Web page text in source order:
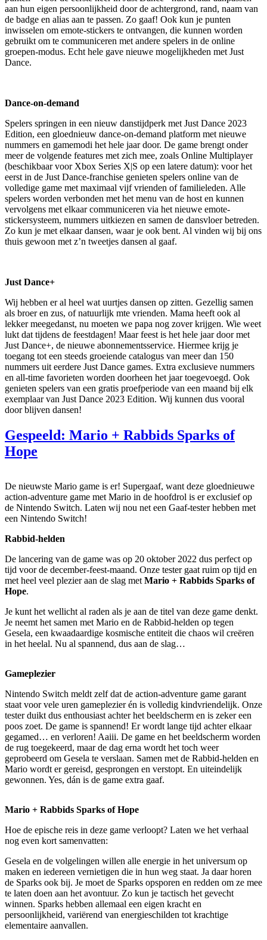
aan hun eigen persoonlijkheid door de achtergrond, rand, naam van
de badge en alias aan te passen. Zo gaaf! Ook kun je punten
inwisselen om emote-stickers te ontvangen, die kunnen worden
gebruikt om te communiceren met andere spelers in de online
groepen-modus. Echt hele gave nieuwe mogelijkheden met Just
Dance.
Dance-on-demand
Spelers springen in een nieuw danstijdperk met Just Dance 2023
Edition, een gloednieuw dance-on-demand platform met nieuwe
nummers en gamemodi het hele jaar door. De game brengt onder
meer de volgende features met zich mee, zoals Online Multiplayer
(beschikbaar voor Xbox Series X|S op een latere datum): voor het
eerst in de Just Dance-franchise genieten spelers online van de
volledige game met maximaal vijf vrienden of familieleden. Alle
spelers worden verbonden met het menu van de host en kunnen
vervolgens met elkaar communiceren via het nieuwe emote-
stickersysteem, nummers uitkiezen en samen de dansvloer betreden.
Zo kun je met elkaar dansen, waar je ook bent. Al vinden wij bij ons
thuis gewoon met z’n tweetjes dansen al gaaf.
Just Dance+
Wij hebben er al heel wat uurtjes dansen op zitten. Gezellig samen
als broer en zus, of natuurlijk mte vrienden. Mama heeft ook al
lekker meegedanst, nu moeten we papa nog zover krijgen. Wie weet
lukt dat tijdens de feestdagen! Maar feest is het hele jaar door met
Just Dance+, de nieuwe abonnementsservice. Hiermee krijg je
toegang tot een steeds groeiende catalogus van meer dan 150
nummers uit eerdere Just Dance games. Extra exclusieve nummers
en all-time favorieten worden doorheen het jaar toegevoegd. Ook
genieten spelers van een gratis proefperiode van een maand bij elk
exemplaar van Just Dance 2023 Edition. Wij kunnen dus vooral
door blijven dansen!
Gespeeld: Mario + Rabbids Sparks of
Hope
De nieuwste Mario game is er! Supergaaf, want deze gloednieuwe
action-adventure game met Mario in de hoofdrol is er exclusief op
de Nintendo Switch. Laten wij nou net een Gaaf-tester hebben met
een Nintendo Switch!
Rabbid-helden
De lancering van de game was op 20 oktober 2022 dus perfect op
tijd voor de december-feest-maand. Onze tester gaat ruim op tijd en
met heel veel plezier aan de slag met Mario + Rabbids Sparks of
Hope.
Je kunt het wellicht al raden als je aan de titel van deze game denkt.
Je neemt het samen met Mario en de Rabbid-helden op tegen
Gesela, een kwaadaardige kosmische entiteit die chaos wil creëren
in het heelal. Nu al spannend, dus aan de slag…
Gameplezier
Nintendo Switch meldt zelf dat de action-adventure game garant
staat voor vele uren gameplezier én is volledig kindvriendelijk. Onze
tester duikt dus enthousiast achter het beeldscherm en is zeker een
poos zoet. De game is spannend! Er wordt lange tijd achter elkaar
gegamed… en verloren! Aaiii. De game en het beeldscherm worden
de rug toegekeerd, maar de dag erna wordt het toch weer
geprobeerd om Gesela te verslaan. Samen met de Rabbid-helden en
Mario wordt er gereisd, gesprongen en verstopt. En uiteindelijk
gewonnen. Yes, dán is de game extra gaaf.
Mario + Rabbids Sparks of Hope
Hoe de epische reis in deze game verloopt? Laten we het verhaal
nog even kort samenvatten:
Gesela en de volgelingen willen alle energie in het universum op
maken en iedereen vernietigen die in hun weg staat. Ja daar horen
de Sparks ook bij. Je moet de Sparks opsporen en redden om ze mee
te laten doen aan het avontuur. Zo kun je tactisch het gevecht
winnen. Sparks hebben allemaal een eigen kracht en
persoonlijkheid, variërend van energieschilden tot krachtige
elementaire aanvallen.